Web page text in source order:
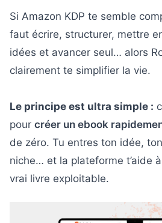
Si Amazon KDP te semble
faut écrire, structurer, mettre
idées et avancer seul… alors
clairement te simplifier la vie.
Le principe est ultra simple :
pour créer un ebook
de zéro. Tu entres ton idée,
niche… et la plateforme t’aide
vrai livre exploitable.